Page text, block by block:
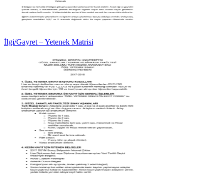
İlgi/Gayret – Yetenek Matrisi